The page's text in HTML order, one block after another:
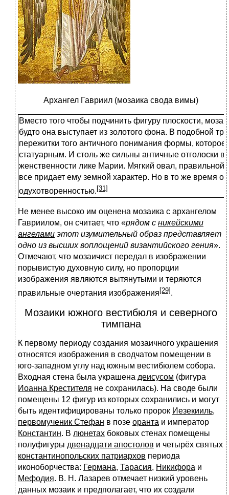
Архангел Гавриил (мозаика свода вимы)
Вместо того чтобы подчинить фигуру плоскости,
будто она выступает из золотого фона. В подобной
пережитки того античного понимания формы,
статуарным. И столь же сильны античные отголоски
женственности лике Марии. Мягкий овал,
все придает ему земной характер. Но в то же время
одухотворенностью. [31]
Не менее высоко им оценена мозаика с архангелом
Гавриилом, он считает, что «рядом с никейскими
ангелами этот изумительный образ представляет
одно из высших воплощений византийского гения».
Отмечают, что мозаичист передал в изображении
порывистую духовную силу, но пропорции
изображения являются вытянутыми и теряются
правильные очертания изображения [29] .
Мозаики южного вестибюля и северного
тимпана
К первому периоду создания мозаичного украшения
относятся изображения в сводчатом помещении в
юго-западном углу над южным вестибюлем собора.
Входная стена была украшена деисусом (фигура
Иоанна Крестителя не сохранилась). На своде были
помещены 12 фигур из которых сохранились и могут
быть идентифицированы только пророк Иезекииль,
первомученик Стефан в позе оранта и император
Константин. В люнетах боковых стенах помещены
полуфигуры двенадцати апостолов и четырёх святых
константинопольских патриархов периода
иконоборчества: Германа, Тарасия, Никифора и
Мефодия. В. Н. Лазарев отмечает низкий уровень
данных мозаик и предполагает, что их создали